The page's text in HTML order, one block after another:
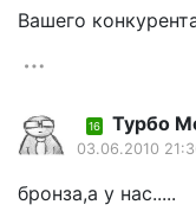
Вашего
16 Турбо
03.06.2010
бронза,а у нас.....